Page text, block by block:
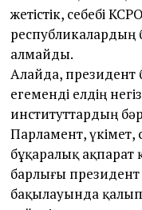
жетістік, себебі
алмайды.
Алайда, президент
егеменді елдің
институттардың
Парламент, үкімет,
бұқаралық ақпарат
барлығы президент
бақылауында